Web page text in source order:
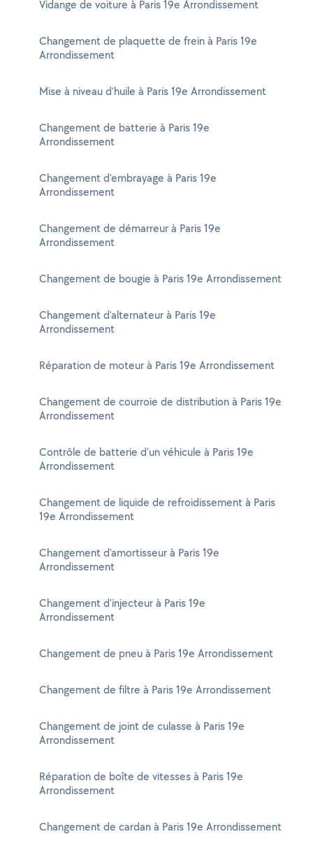
Vidange de voiture à Paris 19e Arrondissement
Changement de plaquette de frein à Paris 19e
Arrondissement
Mise à niveau d'huile à Paris 19e Arrondissement
Changement de batterie à Paris 19e
Arrondissement
Changement d'embrayage à Paris 19e
Arrondissement
Changement de démarreur à Paris 19e
Arrondissement
Changement de bougie à Paris 19e Arrondissement
Changement d'alternateur à Paris 19e
Arrondissement
Réparation de moteur à Paris 19e Arrondissement
Changement de courroie de distribution à Paris 19e
Arrondissement
Contrôle de batterie d'un véhicule à Paris 19e
Arrondissement
Changement de liquide de refroidissement à Paris
19e Arrondissement
Changement d'amortisseur à Paris 19e
Arrondissement
Changement d'injecteur à Paris 19e
Arrondissement
Changement de pneu à Paris 19e Arrondissement
Changement de filtre à Paris 19e Arrondissement
Changement de joint de culasse à Paris 19e
Arrondissement
Réparation de boîte de vitesses à Paris 19e
Arrondissement
Changement de cardan à Paris 19e Arrondissement